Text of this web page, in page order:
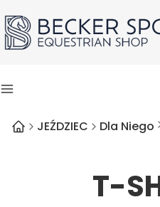
Menu
JEŹDZIEC Dla Niego
T-